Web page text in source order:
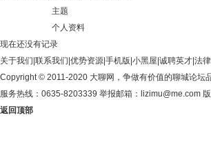
主题
个人资料
现在还没有记录
关于我们|联系我们|优势资源|手机版|小黑屋|诚聘英才|法
Copyright © 2011-2020 大聊网 ，争做有价值的聊城论坛
服务热线：0635-8203339 举报邮箱：lizimu@me.com
返回顶部